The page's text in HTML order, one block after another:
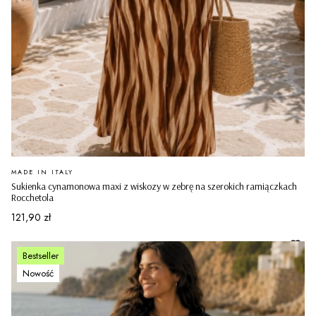
Sukienka cynamonowa maxi z wiskozy w zebrę na szerokich ramiączkach
Rocchetola
PRODUCENT
MADE IN ITALY
Cena
121,90 zł
Bestseller
Nowość